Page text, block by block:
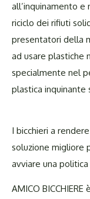
all’inquinamento e
riciclo dei rifiuti
presentatori della
ad usare plastiche
specialmente nel
plastica inquinante
I bicchieri a rendere
soluzione migliore
avviare una
AMICO